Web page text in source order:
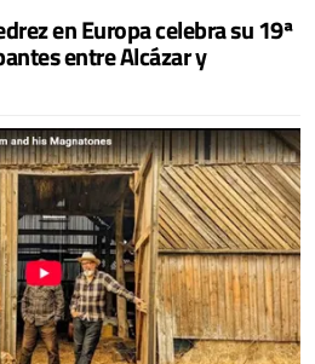
en Europa celebra su 19ª
entre Alcázar y